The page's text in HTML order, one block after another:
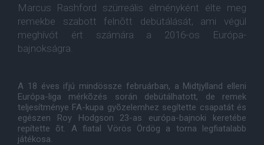
Marcus Rashford szürreális élményként élte meg
remekbe szabott felnõtt debütálását, ami végül
meghívót ért számára a 2016-os Európa-
bajnokságra.
A 18 éves ifjú mindössze februárban, a Midtjylland elleni
Európa-liga mérkõzés során debütálhatott, de remek
teljesítménye FA-kupa gyõzelemhez segítette csapatát és
egészen Roy Hodgson 23-as európa-bajnoki keretébe
repítette õt. A fiatal Vörös Ördög a torna legfiatalabb
játékosa.